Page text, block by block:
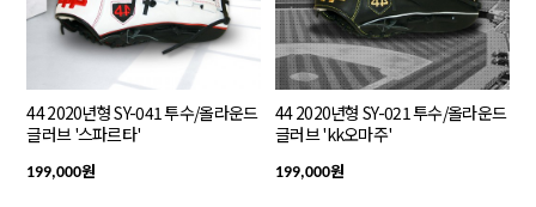
44 2020년형 SY-041 투수/올라운드
글러브 '스파르타'
199,000원
44 2020년형 SY-021 투수/올라운드
글러브 'kk오마주'
199,000원